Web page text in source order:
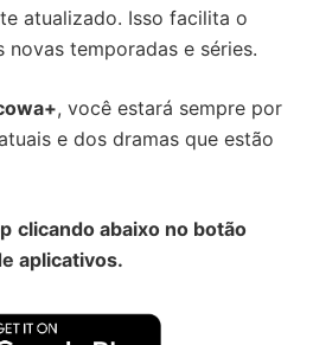
atualizado. Isso facilita o
novas temporadas e séries.
, você estará sempre por
e dos dramas que estão
clicando abaixo no botão
aplicativos.